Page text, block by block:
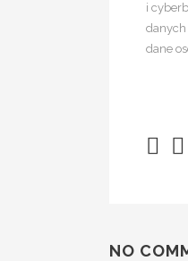
i
danych
dane
NO